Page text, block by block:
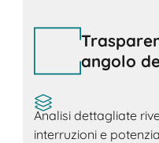
angolo
Analisi dettagliate
interruzioni e